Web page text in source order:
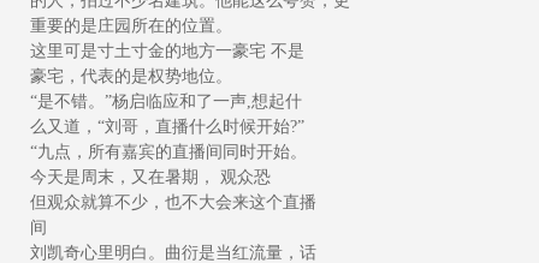
重要的是庄园所在的位置。
这里可是寸土寸金的地方一豪宅 不是
豪宅，代表的是权势地位。
“是不错。”杨启临应和了一声,想起什
么又道，“刘哥，直播什么时候开始?”
“九点，所有嘉宾的直播间同时开始。
今天是周末，又在暑期， 观众恐
但观众就算不少，也不大会来这个直播
间
刘凯奇心里明白。曲衍是当红流量，话